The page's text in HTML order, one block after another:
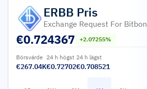
ERBB Pris
Exchange Request For Bitbon
€0.724367 +2.07255%
Börsvärde
€267.04K
24 h högst
€0.72702
24 h lägst
€0.708521